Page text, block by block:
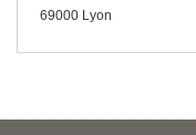
69000 Lyon